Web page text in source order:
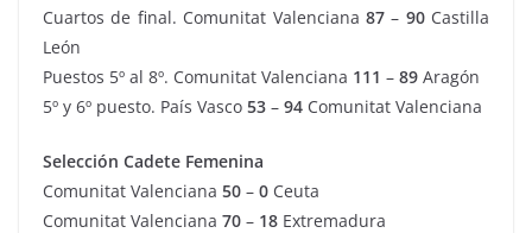
Cuartos de final. Comunitat Valenciana 87– 90Castilla
León
Puestos 5º al 8º. Comunitat Valenciana 111 – 89 Aragón
5º y 6º puesto. País Vasco 53 – 94 Comunitat Valenciana
Selección Cadete Femenina
Comunitat Valenciana 50 – 0 Ceuta
Comunitat Valenciana 70 – 18 Extremadura